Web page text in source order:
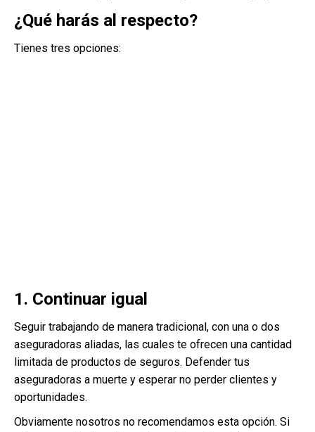
¿Qué harás al respecto?
Tienes tres opciones:
1. Continuar igual
Seguir trabajando de manera tradicional, con una o dos
aseguradoras aliadas, las cuales te ofrecen una cantidad
limitada de productos de seguros. Defender tus
aseguradoras a muerte y esperar no perder clientes y
oportunidades.
Obviamente nosotros no recomendamos esta opción. Si